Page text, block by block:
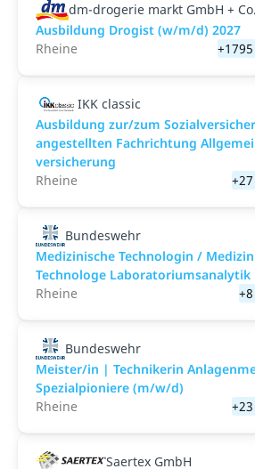
dm-drogerie markt GmbH +
Ausbildung Drogist (w/m/d) 2027
Rheine
IKK classic
Aus­bild­ung zur/zum
angestellten­ Fach­richtung
versicher­ung
Rheine
Bundeswehr
Medizinische Technologin /
Technologe
Rheine
Bundeswehr
Meister/in | Technikerin
Spezialpioniere (m/w/d)
Rheine
Saertex GmbH